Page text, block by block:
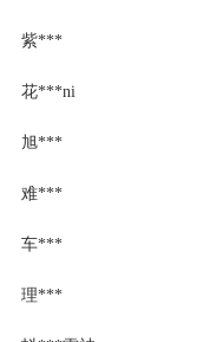
紫***
花***ni
旭***
难***
车***
理***